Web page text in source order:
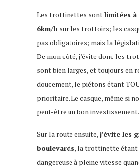
Les trottinettes sontlimitées à
6km/h sur les trottoirs; les
pas obligatoires; mais la
De mon côté, j’évite donc les
sont bien larges, et toujours en
doucement, le piétons étant
prioritaire. Le casque, même si
peut-être un bon investissement.
Sur la route ensuite,j’évite les
boulevards, la trottinette
dangereuse à pleine vitesse